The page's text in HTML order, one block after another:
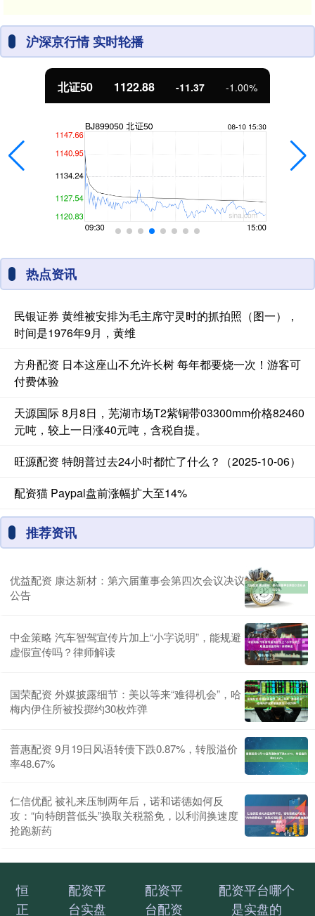
沪深京行情 实时轮播
北证50 1122.88 -11.37 -1.00%
热点资讯
民银证券 黄维被安排为毛主席守灵时的抓拍照（图一），
时间是1976年9月，黄维
方舟配资 日本这座山不允许长树 每年都要烧一次！游客可
付费体验
天源国际 8月8日，芜湖市场T2紫铜带03300mm价格82460
元吨，较上一日涨40元吨，含税自提。
旺源配资 特朗普过去24小时都忙了什么？（2025-10-06）
配资猫 Paypal盘前涨幅扩大至14%
推荐资讯
优益配资 康达新材：第六届董事会第四次会议决议
公告
中金策略 汽车智驾宣传片加上“小字说明”，能规避
虚假宣传吗？律师解读
国荣配资 外媒披露细节：美以等来“难得机会”，哈
梅内伊住所被投掷约30枚炸弹
普惠配资 9月19日风语转债下跌0.87%，转股溢价
率48.67%
仁信优配 被礼来压制两年后，诺和诺德如何反
攻：“向特朗普低头”换取关税豁免，以利润换速度
抢跑新药
恒
正
配资平
台实盘
配资平
台配资
配资平台哪个
是实盘的